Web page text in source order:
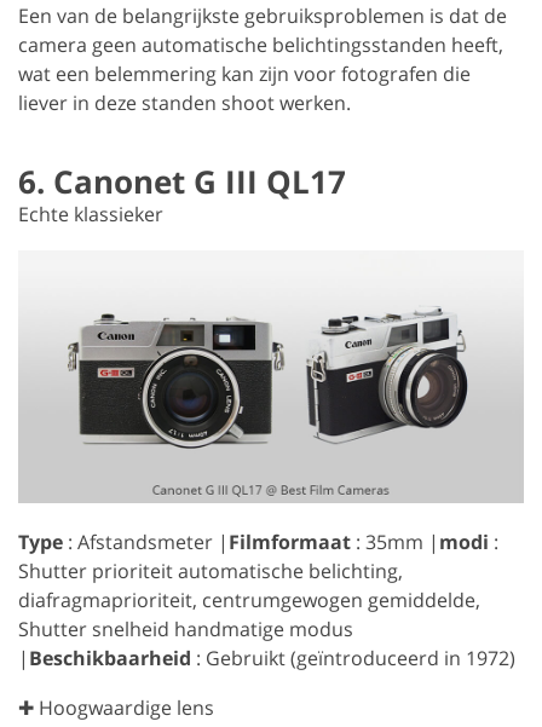
Een van de belangrijkste gebruiksproblemen is dat de
camera geen automatische belichtingsstanden heeft,
wat een belemmering kan zijn voor fotografen die
liever in deze standen shoot werken.
6. Canonet G III QL17
Echte klassieker
Type : Afstandsmeter | Filmformaat : 35mm | modi :
Shutter prioriteit automatische belichting,
diafragmaprioriteit, centrumgewogen gemiddelde,
Shutter snelheid handmatige modus
| Beschikbaarheid : Gebruikt (geïntroduceerd in 1972)
✚ Hoogwaardige lens